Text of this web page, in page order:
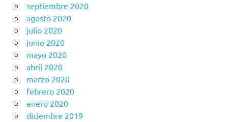
septiembre 2020
agosto 2020
julio 2020
junio 2020
mayo 2020
abril 2020
marzo 2020
febrero 2020
enero 2020
diciembre 2019